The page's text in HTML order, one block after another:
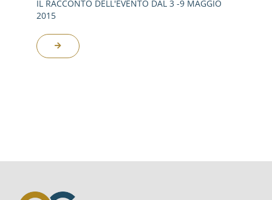
IL RACCONTO DELL'EVENTO DAL 3 -9 MAGGIO
2015